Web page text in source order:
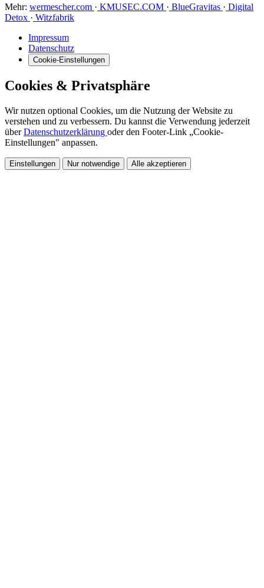
Mehr: wermescher.com · KMUSEC.COM · BlueGravitas · Digital
Detox · Witzfabrik
Impressum
Datenschutz
Cookie-Einstellungen
Cookies & Privatsphäre
Wir nutzen optional Cookies, um die Nutzung der Website zu
verstehen und zu verbessern. Du kannst die Verwendung jederzeit
überDatenschutzerklärung oder den Footer-Link „Cookie-
Einstellungen" anpassen.
Einstellungen Nur notwendige Alle akzeptieren